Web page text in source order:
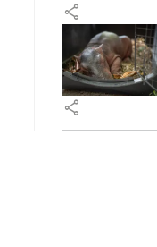
share
share